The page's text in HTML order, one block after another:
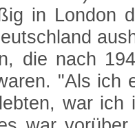
in London
die nach
"Als ich
war ich